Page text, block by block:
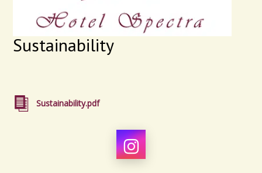
Sustainability
Sustainability.pdf